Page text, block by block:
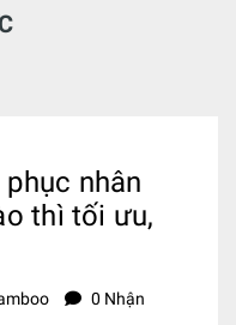
nhân
thì tối ưu,
0 Nhận